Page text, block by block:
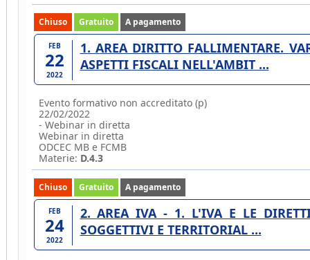
Chiuso Gratuito A pagamento
FEB
22
2022
1. AREA DIRITTO FALLIMENTARE. VARIE SU PROCEDURE CONCORSUALI - 11. GLI
ASPETTI FISCALI NELL'AMBIT ...
Evento formativo non accreditato (p)
22/02/2022
- Webinar in diretta
Webinar in diretta
ODCEC MB e FCMB
Materie: D.4.3
Chiuso Gratuito A pagamento
FEB
24
2022
2. AREA IVA - 1. L'IVA E LE DIRETTIVE COMUNITARIE - REQUISITI OGGETTIVI,
SOGGETTIVI E TERRITORIAL ...